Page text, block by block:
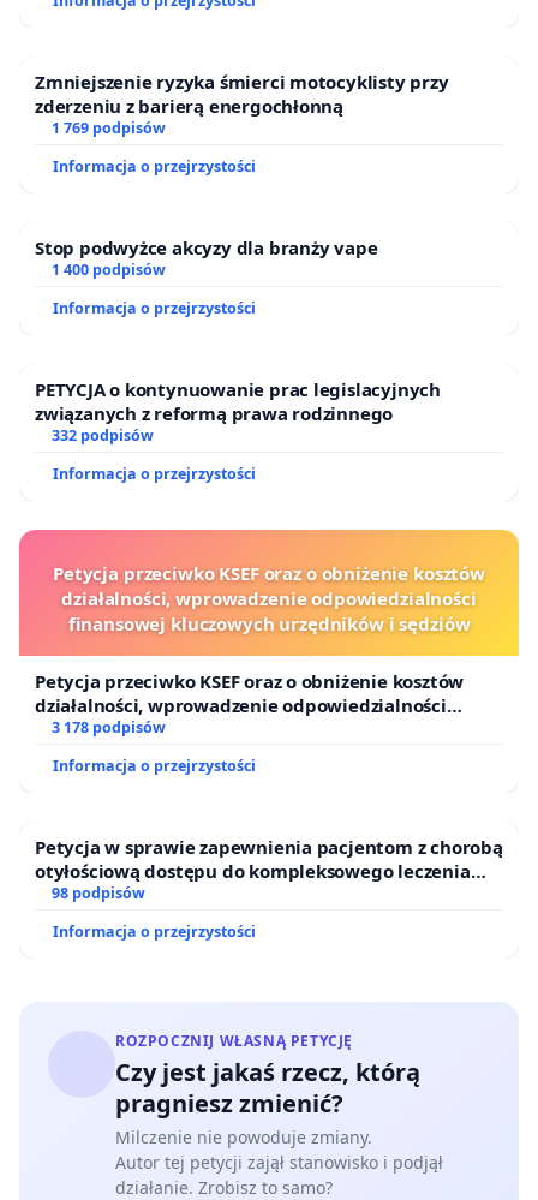
Zmniejszenie ryzyka śmierci motocyklisty przy
zderzeniu z barierą energochłonną
1 769 podpisów
Informacja o przejrzystości
Stop podwyżce akcyzy dla branży vape
1 400 podpisów
Informacja o przejrzystości
PETYCJA o kontynuowanie prac legislacyjnych
związanych z reformą prawa rodzinnego
332 podpisów
Informacja o przejrzystości
Petycja przeciwko KSEF oraz o obniżenie kosztów
działalności, wprowadzenie odpowiedzialności
finansowej kluczowych urzędników i sędziów
Petycja przeciwko KSEF oraz o obniżenie kosztów
działalności, wprowadzenie odpowiedzialności
finansowej kluczowych urzędników i sędziów
3 178 podpisów
Informacja o przejrzystości
Petycja w sprawie zapewnienia pacjentom z chorobą
otyłościową dostępu do kompleksowego leczenia
oraz programów profilaktycznych.
98 podpisów
Informacja o przejrzystości
ROZPOCZNIJ WŁASNĄ PETYCJĘ
Czy jest jakaś rzecz, którą
pragniesz zmienić?
Milczenie nie powoduje zmiany.
Autor tej petycji zajął stanowisko i podjął
działanie. Zrobisz to samo?